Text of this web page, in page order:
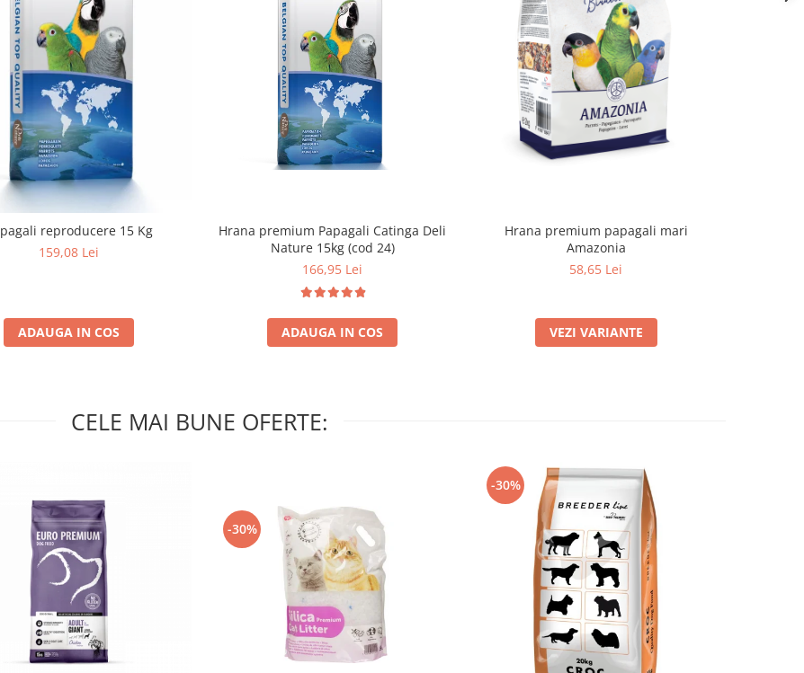
Papagali reproducere 15 Kg
159,08 Lei
ADAUGA IN COS
Hrana premium Papagali Catinga Deli
Nature 15kg (cod 24)
166,95 Lei
ADAUGA IN COS
Hrana premium papagali mari
Amazonia
58,65 Lei
VEZI VARIANTE
CELE MAI BUNE OFERTE:
-30%
-30%